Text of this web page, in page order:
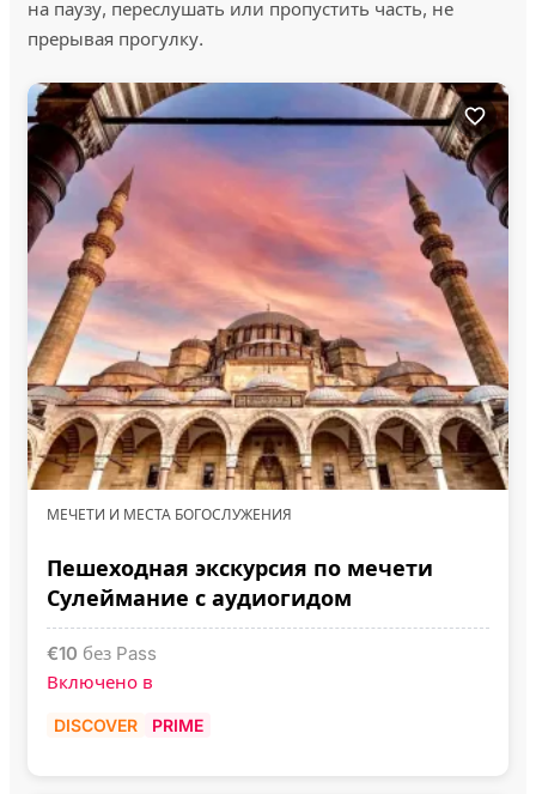
на паузу, переслушать или пропустить часть, не
прерывая прогулку.
МЕЧЕТИ И МЕСТА БОГОСЛУЖЕНИЯ
Пешеходная экскурсия по мечети
Сулеймание с аудиогидом
€10 без Pass
Включено в
DISCOVER PRIME